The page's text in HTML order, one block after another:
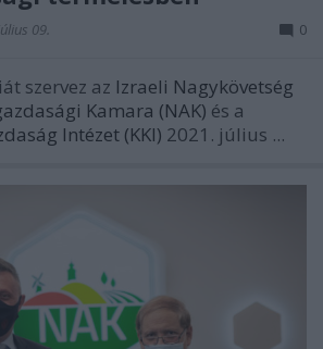
09. 0
szervez az Izraeli Nagykövetség
Kamara (NAK) és a
Intézet (KKI) 2021. július ...